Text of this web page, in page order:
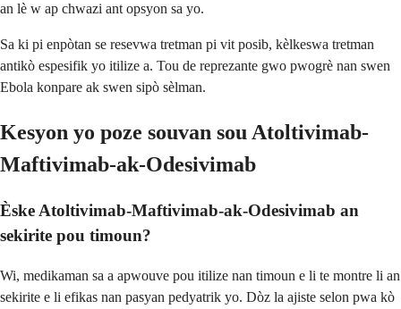
an lè w ap chwazi ant opsyon sa yo.
Sa ki pi enpòtan se resevwa tretman pi vit posib, kèlkeswa tretman
antikò espesifik yo itilize a. Tou de reprezante gwo pwogrè nan swen
Ebola konpare ak swen sipò sèlman.
Kesyon yo poze souvan sou Atoltivimab-
Maftivimab-ak-Odesivimab
Èske Atoltivimab-Maftivimab-ak-Odesivimab an
sekirite pou timoun?
Wi, medikaman sa a apwouve pou itilize nan timoun e li te montre li an
sekirite e li efikas nan pasyan pedyatrik yo. Dòz la ajiste selon pwa kò